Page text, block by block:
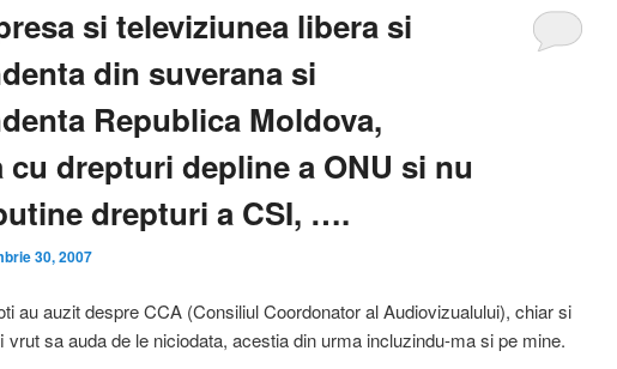
si televiziunea libera si
din suverana si
Republica Moldova,
cu drepturi depline a ONU si nu
drepturi a CSI, ….
30, 2007
au auzit despre CCA (Consiliul Coordonator al Audiovizualului), chiar si
vrut sa auda de le niciodata, acestia din urma incluzindu-ma si pe mine.